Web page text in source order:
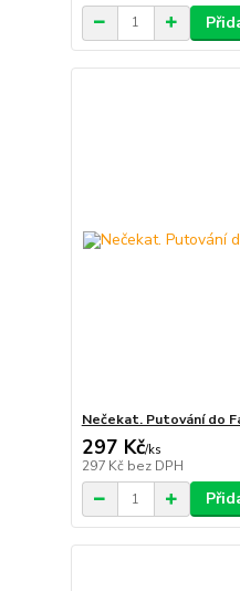
Nečekat. Putování do
297 Kč/ks
297 Kč bez DPH